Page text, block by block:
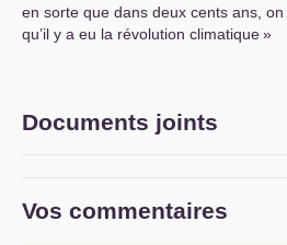
en sorte que dans deux cents ans, on
qu’il y a eu la révolution climatique»
Documents joints
Vos commentaires